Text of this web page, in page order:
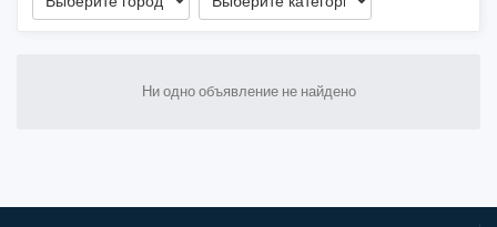
Ни одно объявление не найдено